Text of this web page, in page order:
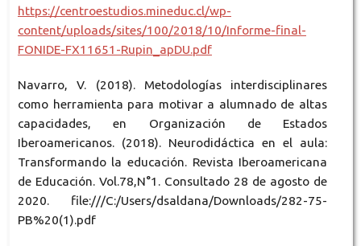
https://centroestudios.mineduc.cl/wp-
content/uploads/sites/100/2018/10/Informe-final-
FONIDE-FX11651-Rupin_apDU.pdf
Navarro, V. (2018). Metodologías interdisciplinares
como herramienta para motivar a alumnado de altas
capacidades, en Organización de Estados
Iberoamericanos. (2018). Neurodidáctica en el aula:
Transformando la educación. Revista Iberoamericana
de Educación. Vol.78,N°1. Consultado 28 de agosto de
2020. file:///C:/Users/dsaldana/Downloads/282-75-
PB%20(1).pdf